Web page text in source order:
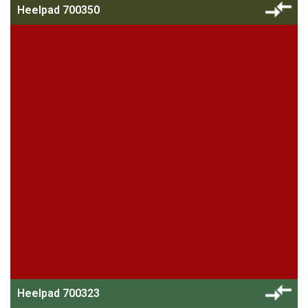
Heelpad 700350
Heelpad 700323